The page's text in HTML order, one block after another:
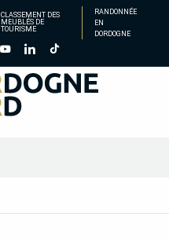
CLASSEMENT DES
MEUBLÉS DE
TOURISME
RANDONNÉE
EN
DORDOGNE